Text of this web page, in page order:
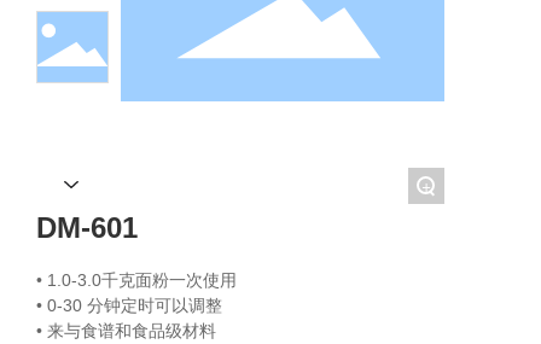
联系我们
+
DM-601
• 1.0-3.0千克面粉一次使用
• 0-30 分钟定时可以调整
• 来与食谱和食品级材料